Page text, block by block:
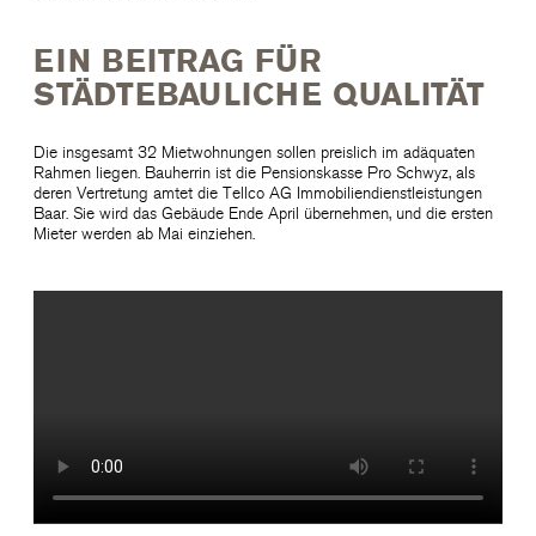
EIN BEITRAG FÜR
STÄDTEBAULICHE QUALITÄT
Die insgesamt 32 Mietwohnungen sollen preislich im adäquaten
Rahmen liegen. Bauherrin ist die Pensionskasse Pro Schwyz, als
deren Vertretung amtet die Tellco AG Immobiliendienstleistungen
Baar. Sie wird das Gebäude Ende April übernehmen, und die ersten
Mieter werden ab Mai einziehen.